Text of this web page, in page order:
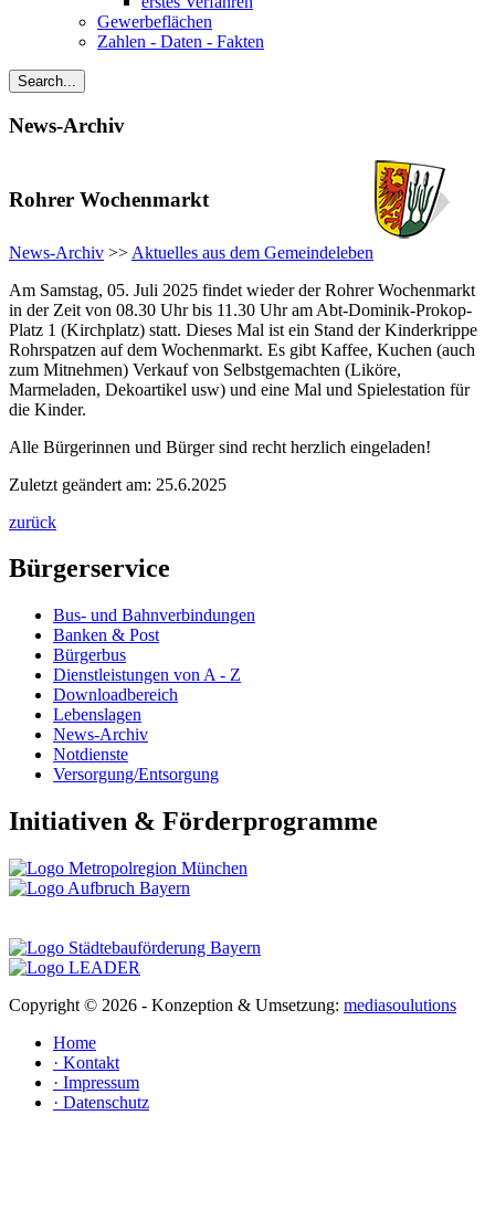
Gewerbeflächen
Zahlen - Daten - Fakten
News-Archiv
Rohrer Wochenmarkt
News-Archiv >> Aktuelles aus dem Gemeindeleben
Am Samstag, 05. Juli 2025 findet wieder der Rohrer Wochenmarkt
in der Zeit von 08.30 Uhr bis 11.30 Uhr am Abt-Dominik-Prokop-
Platz 1 (Kirchplatz) statt. Dieses Mal ist ein Stand der Kinderkrippe
Rohrspatzen auf dem Wochenmarkt. Es gibt Kaffee, Kuchen (auch
zum Mitnehmen) Verkauf von Selbstgemachten (Liköre,
Marmeladen, Dekoartikel usw) und eine Mal und Spielestation für
die Kinder.
Alle Bürgerinnen und Bürger sind recht herzlich eingeladen!
Zuletzt geändert am: 25.6.2025
zurück
Bürgerservice
Bus- und Bahnverbindungen
Banken & Post
Bürgerbus
Dienstleistungen von A - Z
Downloadbereich
Lebenslagen
News-Archiv
Notdienste
Versorgung/Entsorgung
Initiativen & Förderprogramme
Copyright © 2026 - Konzeption & Umsetzung: mediasoulutions
Home
· Kontakt
· Impressum
· Datenschutz